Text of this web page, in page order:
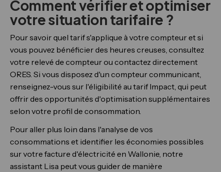
Comment vérifier et optimiser
votre situation tarifaire ?
Pour savoir quel tarif s'applique à votre compteur et si
vous pouvez bénéficier des heures creuses, consultez
votre relevé de compteur ou contactez directement
ORES. Si vous disposez d'un compteur communicant,
renseignez-vous sur l'éligibilité au tarif Impact, qui peut
offrir des opportunités d'optimisation supplémentaires
selon votre profil de consommation.
Pour aller plus loin dans l'analyse de vos
consommations et identifier les économies possibles
sur votre facture d'électricité en Wallonie, notre
assistant Lisa peut vous guider de manière